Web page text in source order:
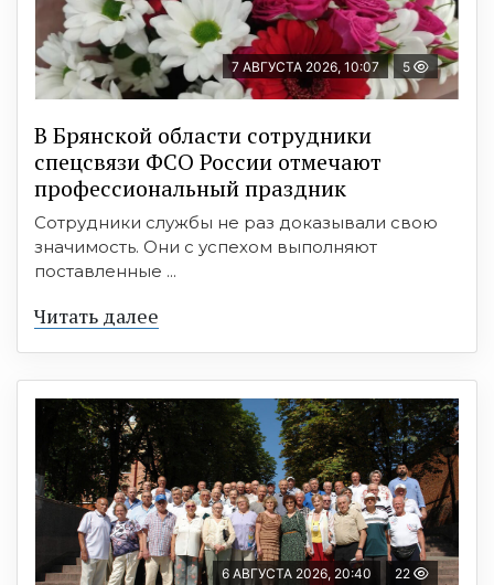
7 АВГУСТА 2026, 10:07 5
В Брянской области сотрудники
спецсвязи ФСО России отмечают
профессиональный праздник
Сотрудники службы не раз доказывали свою
значимость. Они с успехом выполняют
поставленные ...
Читать далее
6 АВГУСТА 2026, 20:40 22